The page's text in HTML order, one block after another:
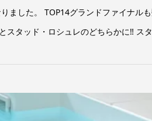
ました。 TOP14グランドファイナ
スタッド・ロシュレのどちらかに‼ ス